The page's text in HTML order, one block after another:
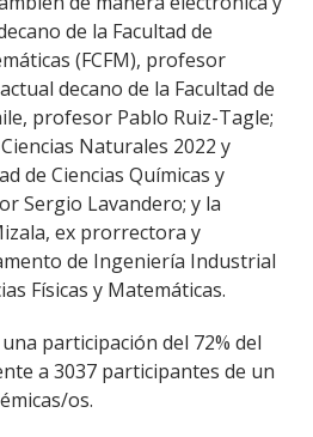
de la Facultad de
(FCFM), profesor
decano de la Facultad de
profesor Pablo Ruiz-Tagle;
Naturales 2022 y
de Ciencias Químicas y
Sergio Lavandero; y la
ex prorrectora y
de Ingeniería Industrial
Físicas y Matemáticas.
participación del 72% del
a 3037 participantes de un
os.